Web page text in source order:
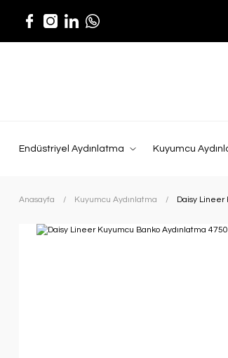
Endüstriyel Aydınlatma Kuyumcu
Anasayfa Kuyumcu Aydınlatma Daisy Lineer